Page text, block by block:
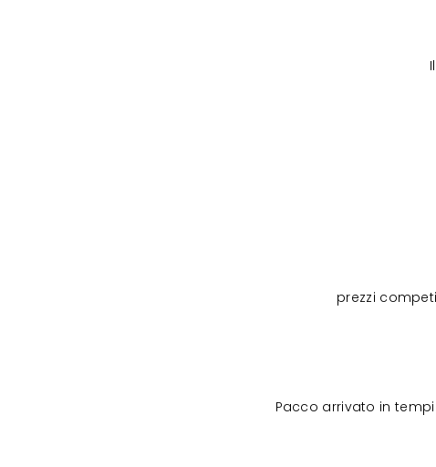
prezzi
Pacco arrivato in